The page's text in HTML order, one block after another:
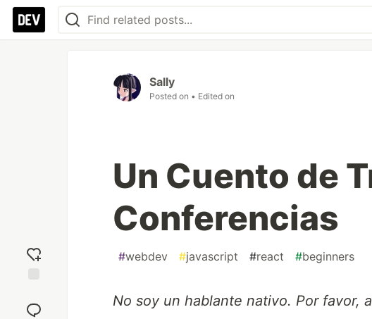
reaction
Sally
Posted on • Edited on
Un Cuento de
Conferencias
#webdev #javascript #react #beginners
No soy un hablante nativo. Por favor,